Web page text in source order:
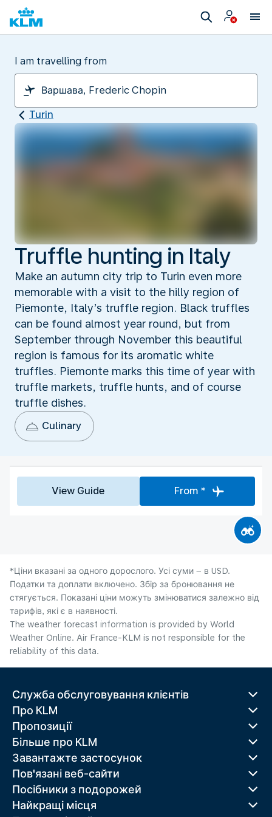
I am travelling from
Turin
Truffle hunting in Italy
Make an autumn city trip to Turin even more
memorable with a visit to the hilly region of
Piemonte, Italy’s truffle region. Black truffles
can be found almost year round, but from
September through November this beautiful
region is famous for its aromatic white
truffles. Piemonte marks this time of year with
truffle markets, truffle hunts, and of course
truffle dishes.
Culinary
View Guide From *
*Ціни вказані за одного дорослого. Усі суми – в USD.
Податки та доплати включено. Збір за бронювання не
стягується. Показані ціни можуть змінюватися залежно від
тарифів, які є в наявності.
The weather forecast information is provided by World
Weather Online. Air France-KLM is not responsible for the
reliability of this data.
Служба обслуговування клієнтів
Про KLM
Пропозиції
Більше про KLM
Завантажте застосунок
Пов'язані веб-сайти
Посібники з подорожей
Найкращі місця